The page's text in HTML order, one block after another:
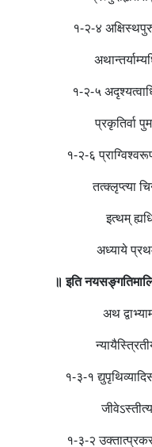
१-२-४
१-२-५
प्रकृतिर्वा
१-२-६
तत्क्लृप्त्या
इत्थम्
अध्याये प्रथमे
॥ इति
अथ द्वाभ्याम्
१-३-१
१-३-२